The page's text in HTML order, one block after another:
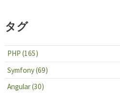
タグ
PHP (165)
Symfony (69)
Angular (30)